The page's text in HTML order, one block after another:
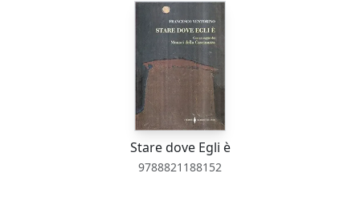
Stare dove Egli è
9788821188152